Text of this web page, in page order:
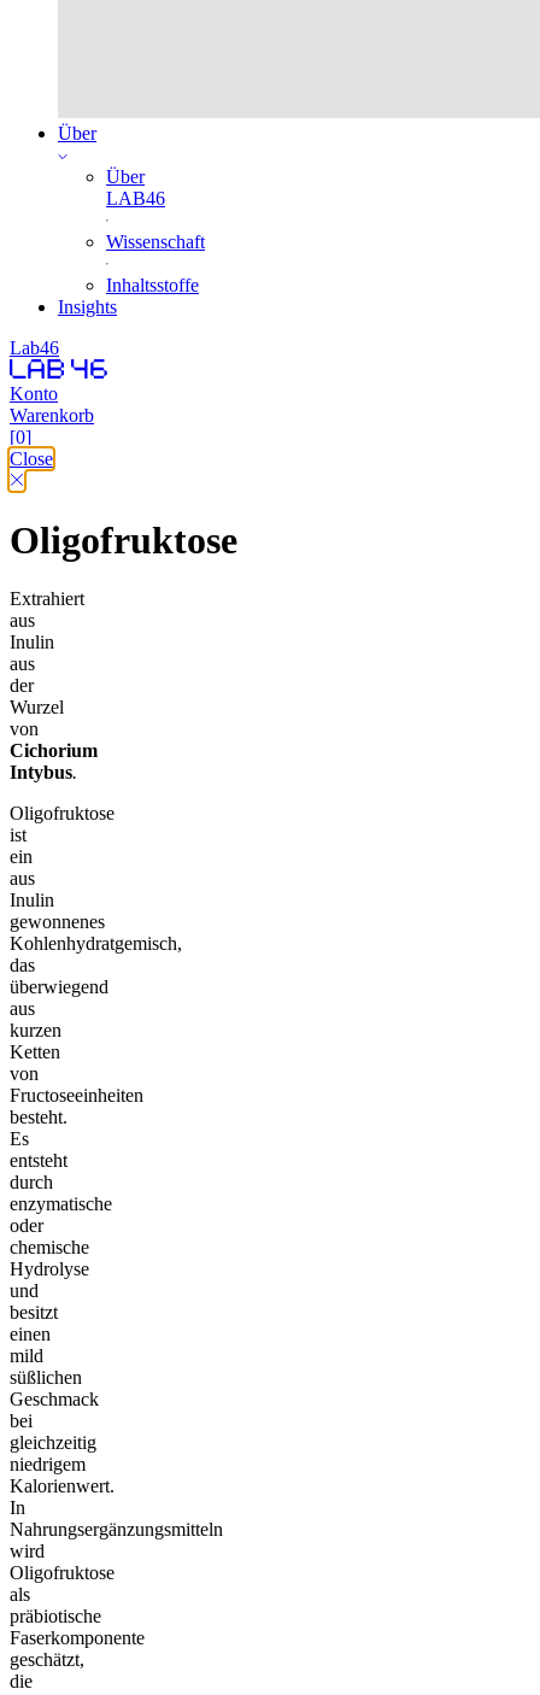
Über
Über
LAB46
Wissenschaft
Inhaltsstoffe
Insights
Lab46
Konto
Warenkorb
[0]
Close
Oligofruktose
Extrahiert
aus
Inulin
aus
der
Wurzel
von
Cichorium
Intybus.
Oligofruktose
ist
ein
aus
Inulin
gewonnenes
Kohlenhydratgemisch,
das
überwiegend
aus
kurzen
Ketten
von
Fructoseeinheiten
besteht.
Es
entsteht
durch
enzymatische
oder
chemische
Hydrolyse
und
besitzt
einen
mild
süßlichen
Geschmack
bei
gleichzeitig
niedrigem
Kalorienwert.
In
Nahrungsergänzungsmitteln
wird
Oligofruktose
als
präbiotische
Faserkomponente
geschätzt,
die